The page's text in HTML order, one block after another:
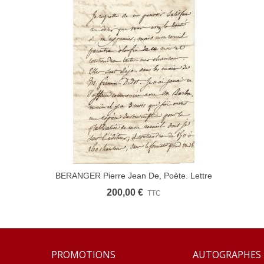
Ajouter Au Panier
BERANGER Pierre Jean De, Poète. Lettre
Autographe (G 3418)
200,00 € TTC
PROMOTIONS AUTOGRAPHES